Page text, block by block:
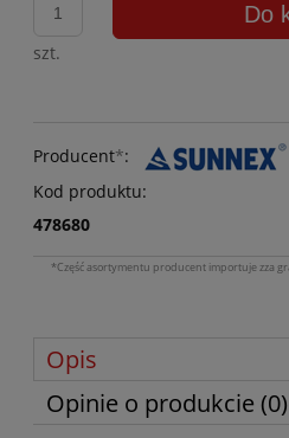
szt.
Do
Producent*:
Kod produktu:
478680
*Część asortymentu producent importuje zza
Opis
Opinie o produkcie (0)